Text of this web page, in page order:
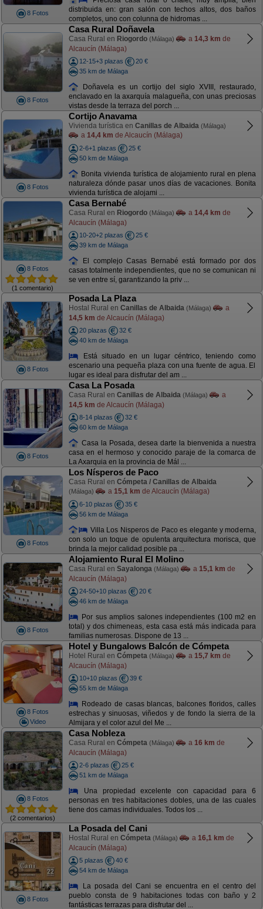
8 Fotos
distribuida en: gran salón con techos altos, dos baños
completos, uno con colunna de hidromas ...
8 Fotos
Casa Rural Doñavela
Casa Rural en Riogordo (Málaga) a 14,3 km de
Alcaucín (Málaga)
12-15+3 plazas
20 €
35 km de Málaga
Doñavela es un cortijo del siglo XVIII, restaurado,
enclavado en la axarquía malagueña, con unas preciosas
vistas desde la terraza del porch ...
8 Fotos
Cortijo Anavama
Vivienda turística en Canillas de Albaida (Málaga)
a 14,4 km de Alcaucín (Málaga)
2-6+1 plazas
25 €
50 km de Málaga
Bonita vivienda turística de alojamiento rural en plena
naturaleza dónde pasar unos días de vacaciones. Bonita
vivienda turística de alojami ...
8 Fotos
(1 comentario)
Casa Bernabé
Casa Rural en Riogordo (Málaga) a 14,4 km de
Alcaucín (Málaga)
10-20+2 plazas
25 €
39 km de Málaga
El complejo Casas Bernabé está formado por dos
casas totalmente independientes, que no se comunican ni
se ven entre sí, garantizando la priv ...
8 Fotos
Posada La Plaza
Hostal Rural en Canillas de Albaida (Málaga)
a
14,5 km de Alcaucín (Málaga)
20 plazas
32 €
40 km de Málaga
Está situado en un lugar céntrico, teniendo como
escenario una pequeña plaza con una fuente de agua. El
lugar es ideal para disfrutar del am ...
8 Fotos
Casa La Posada
Casa Rural en Canillas de Albaida (Málaga)
a
14,5 km de Alcaucín (Málaga)
8-14 plazas
32 €
60 km de Málaga
Casa la Posada, desea darte la bienvenida a nuestra
casa en el hermoso y conocido paraje de la comarca de
La Axarquia en la provincia de Mál ...
8 Fotos
Los Nísperos de Paco
Casa Rural en Cómpeta / Canillas de Albaida
(Málaga) a 15,1 km de Alcaucín (Málaga)
6-10 plazas
35 €
56 km de Málaga
Villa Los Nisperos de Paco es elegante y moderna,
con solo un toque de opulenta arquitectura morisca, que
brinda la mejor calidad posible pa ...
8 Fotos
Alojamiento Rural El Molino
Casa Rural en Sayalonga (Málaga) a 15,1 km de
Alcaucín (Málaga)
24-50+10 plazas
20 €
46 km de Málaga
Por sus amplios salones independientes (100 m2 en
total) y dos chimeneas, esta casa está más indicada para
familias numerosas. Dispone de 13 ...
8 Fotos
Video
Hotel y Bungalows Balcón de Cómpeta
Hotel Rural en Cómpeta (Málaga) a 15,7 km de
Alcaucín (Málaga)
10+10 plazas
39 €
55 km de Málaga
Rodeado de casas blancas, balcones floridos, calles
estrechas y sinuosas, viñedos y de fondo la sierra de la
Almijara y el color azul del Me ...
8 Fotos
(2 comentarios)
Casa Nobleza
Casa Rural en Cómpeta (Málaga) a 16 km de
Alcaucín (Málaga)
2-6 plazas
25 €
51 km de Málaga
Una propiedad excelente con capacidad para 6
personas en tres habitaciones dobles, una de las cuales
tiene dos camas individuales. Todos los ...
8 Fotos
La Posada del Cani
Hostal Rural en Cómpeta (Málaga) a 16,1 km de
Alcaucín (Málaga)
5 plazas
40 €
54 km de Málaga
La posada del Cani se encuentra en el centro del
pueblo consta de 9 habitaciones todas con baño y 2
fantásticas terrazas para disfrutar del ...